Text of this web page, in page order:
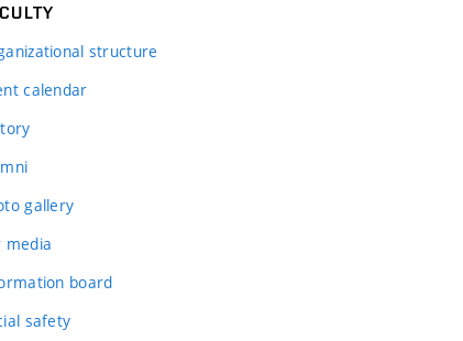
structure
calendar
gallery
media
board
safety